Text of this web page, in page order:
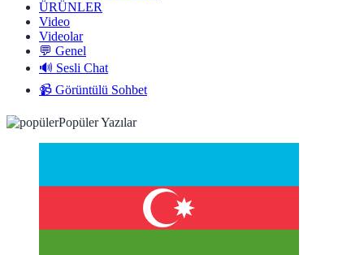
ÜRÜNLER
Video
Videolar
💬 Genel
🔊 Sesli Chat
📹 Görüntülü Sohbet
Popüler Yazılar